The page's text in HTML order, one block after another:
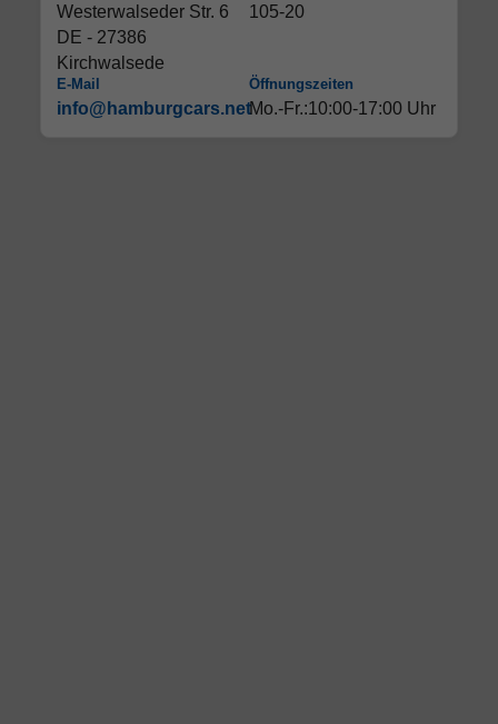
Westerwalseder Str. 6
DE - 27386
Kirchwalsede
105-20
E-Mail
info@hamburgcars.net
Öffnungszeiten
Mo.-Fr.:10:00-17:00 Uhr